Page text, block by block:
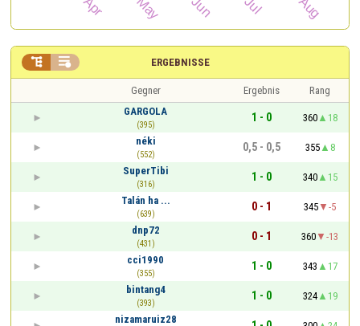
ERGEBNISSE
 
Gegner Ergebnis
Rang
GARGOLA
(395)
1 - 0 360
18
néki
(552)
0,5 - 0,5 355
8
SuperTibi
(316)
1 - 0 340
15
Talán ha ...
(639)
0 - 1 345
-5
dnp72
(431)
0 - 1 360
-13
cci1990
(355)
1 - 0 343
17
bintang4
(393)
1 - 0 324
19
nizamaruiz28